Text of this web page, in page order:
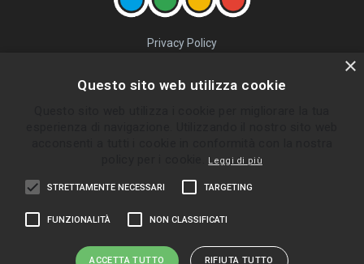
Privacy Policy
News
ULTIMI PERCORSI INVIATI
Bolgare - Ghisalba
Almè - Zogno
×
Questo sito web utilizza cookie
Leggi di più
STRETTAMENTE NECESSARI TARGETING
FUNZIONALITÀ NON CLASSIFICATI
ACCETTA TUTTO RIFIUTA TUTTO